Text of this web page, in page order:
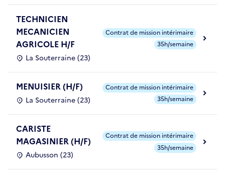
TECHNICIEN
MECANICIEN
AGRICOLE H/F
La Souterraine (23)
Contrat de mission intérimaire
35h/semaine
MENUISIER (H/F)
La Souterraine (23)
Contrat de mission intérimaire
35h/semaine
CARISTE
MAGASINIER (H/F)
Aubusson (23)
Contrat de mission intérimaire
35h/semaine